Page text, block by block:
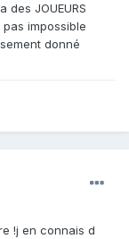
JOUEURS
impossible
donné
!j en connais d